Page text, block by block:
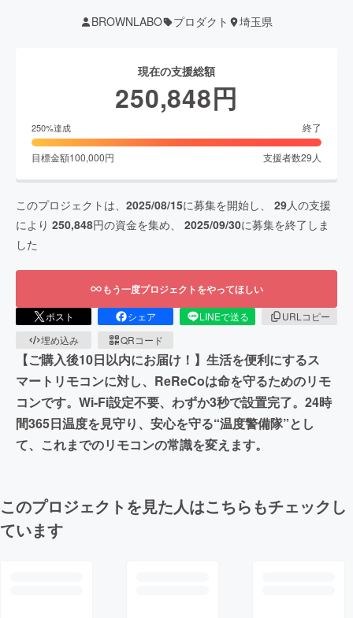
BROWNLABO プロダクト 埼玉県
現在の支援総額
250,848円
250%達成 終了
目標金額100,000円 支援者数29 人
このプロジェクトは、 2025/08/15に募集を開始し、 29人の支援
により 250,848円の資金を集め、 2025/09/30に募集を終了しま
した
もう一度プロジェクトをやってほしい
ポスト シェア LINEで送る
URLコピー
埋め込み
QRコード
【ご購入後10日以内にお届け！】生活を便利にするス
マートリモコンに対し、ReReCoは命を守るためのリモ
コンです。Wi-Fi設定不要、わずか3秒で設置完了。24時
間365日温度を見守り、安心を守る“温度警備隊”とし
て、これまでのリモコンの常識を変えます。
このプロジェクトを見た人はこちらもチェックし
ています